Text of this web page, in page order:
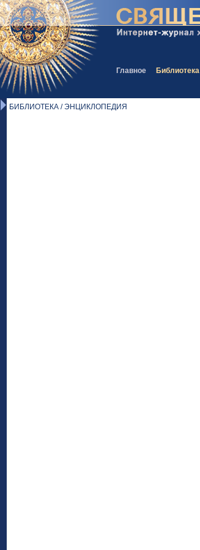
Главное Библиотека
БИБЛИОТЕКА / ЭНЦИКЛОПЕДИЯ